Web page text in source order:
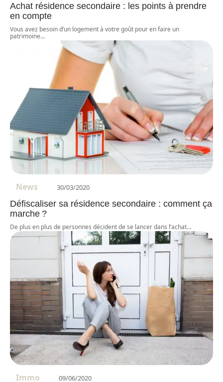
Achat résidence secondaire : les points à prendre
en compte
Vous avez besoin d’un logement à votre goût pour en faire un
patrimoine…
News 30/03/2020
Défiscaliser sa résidence secondaire : comment ça
marche ?
De plus en plus de personnes décident de se lancer dans l’achat…
Immo 09/06/2020